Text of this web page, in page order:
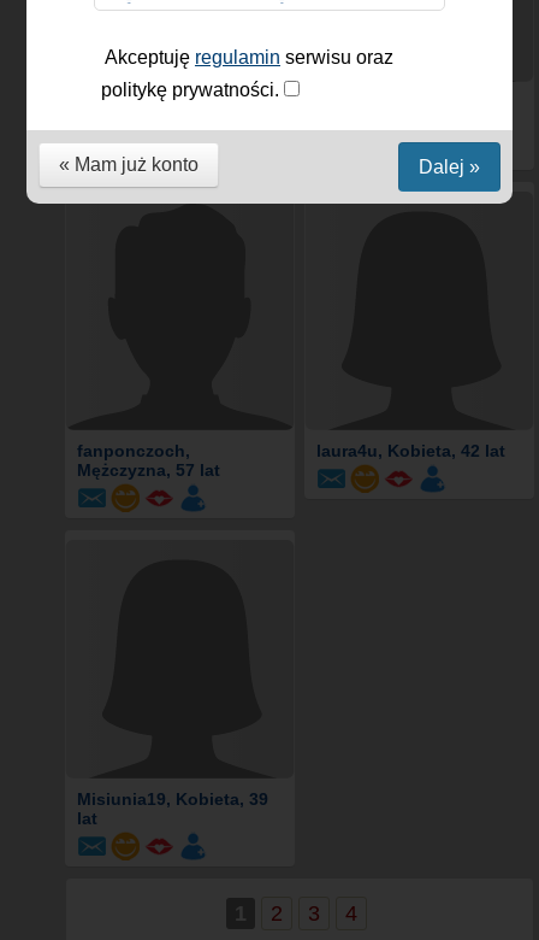
kaasia, Kobieta, 49 lat
fanponczoch,
Mężczyzna, 57 lat
laura4u, Kobieta, 42 lat
Misiunia19, Kobieta, 39
lat
1 2 3 4
Akceptuję regulamin serwisu oraz
politykę prywatności.
« Mam już konto Dalej »